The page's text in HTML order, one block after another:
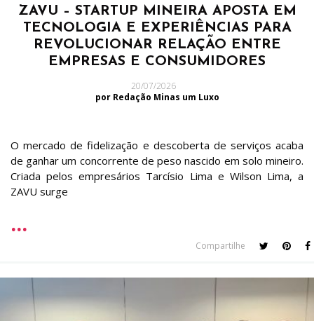
ZAVU – STARTUP MINEIRA APOSTA EM
TECNOLOGIA E EXPERIÊNCIAS PARA
REVOLUCIONAR RELAÇÃO ENTRE
EMPRESAS E CONSUMIDORES
20/07/2026
por Redação Minas um Luxo
O mercado de fidelização e descoberta de serviços acaba
de ganhar um concorrente de peso nascido em solo mineiro.
Criada pelos empresários Tarcísio Lima e Wilson Lima, a
ZAVU surge
Compartilhe